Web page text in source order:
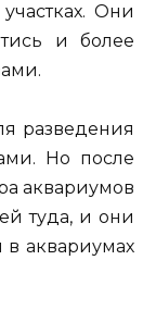
Они
и более
разведения
Но после
аквариумов
туда, и они
аквариумах